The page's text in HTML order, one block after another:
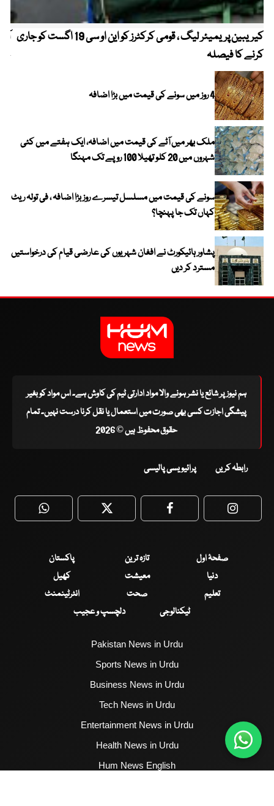
کیریبین پریمیئر لیگ ، قومی کرکٹرز کو این او سی 19 اگست کو جاری
کرنے کا فیصلہ
4 روز میں سونے کی قیمت میں بڑا اضافہ
ملک بھر میں آٹے کی قیمت میں اضافہ، ایک ہفتے میں کئی
شہروں میں 20 کلو تھیلا 100 روپے تک مہنگا
سونے کی قیمت میں مسلسل تیسرے روز بڑا اضافہ ، فی تولہ ریٹ
کہاں تک جا پہنچا؟
پشاور ہائیکورٹ نے افغان شہریوں کی عارضی قیام کی درخواستیں
مسترد کر دیں
ہم نیوز پر شائع یا نشر ہونے والا مواد ادارتی ٹیم کی کاوش ہے۔ اس مواد کو بغیر
پیشگی اجازت کسی بھی صورت میں استعمال یا نقل کرنا درست نہیں۔ تمام
حقوق محفوظ ہیں © 2026
رابطہ کریں پرائیویسی پالیسی
WhatsApp Twitter Facebook
صفحۂ اول تازہ ترین
پاکستان
دنیا
معیشت
کھیل
تعلیم
صحت
انٹرٹینمنٹ
ٹیکنالوجی
دلچسپ و عجیب
Pakistan News in Urdu
Sports News in Urdu
Business News in Urdu
Tech News in Urdu
Entertainment News in Urdu
Health News in Urdu
Hum News English